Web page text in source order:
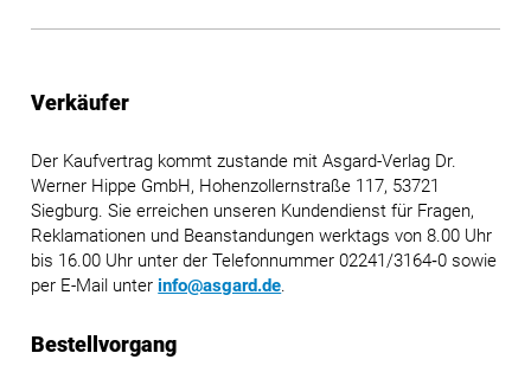
Verkäufer
Der Kaufvertrag kommt zustande mit Asgard-Verlag Dr.
Werner Hippe GmbH, Hohenzollernstraße 117, 53721
Siegburg. Sie erreichen unseren Kundendienst für Fragen,
Reklamationen und Beanstandungen werktags von 8.00 Uhr
bis 16.00 Uhr unter der Telefonnummer 02241/3164‑0 sowie
per E-Mail unterinfo@asgard.de.
Bestellvorgang